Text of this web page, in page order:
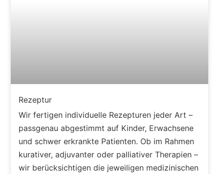
Rezeptur
Wir fertigen individuelle Rezepturen jeder Art –
passgenau abgestimmt auf Kinder, Erwachsene
und schwer erkrankte Patienten. Ob im Rahmen
kurativer, adjuvanter oder palliativer Therapien –
wir berücksichtigen die jeweiligen medizinischen